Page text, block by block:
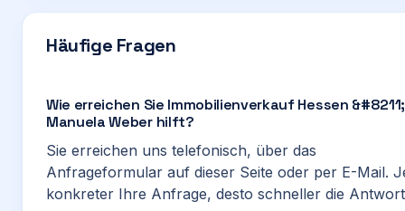
Häufige Fragen
Wie erreichen Sie Immobilienverkauf Hessen &#8211;
Manuela Weber hilft?
Sie erreichen uns telefonisch, über das
Anfrageformular auf dieser Seite oder per E-Mail.
konkreter Ihre Anfrage, desto schneller die